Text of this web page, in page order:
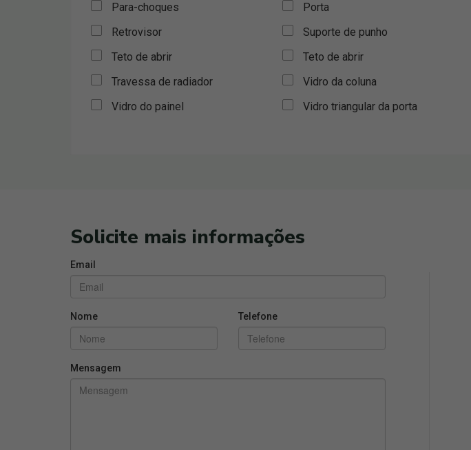
Para-choques
Porta
Retrovisor
Suporte de punho
Teto de abrir
Teto de abrir
Travessa de radiador
Vidro da coluna
Vidro do painel
Vidro triangular da porta
Solicite mais informações
Email
Nome Telefone
Mensagem